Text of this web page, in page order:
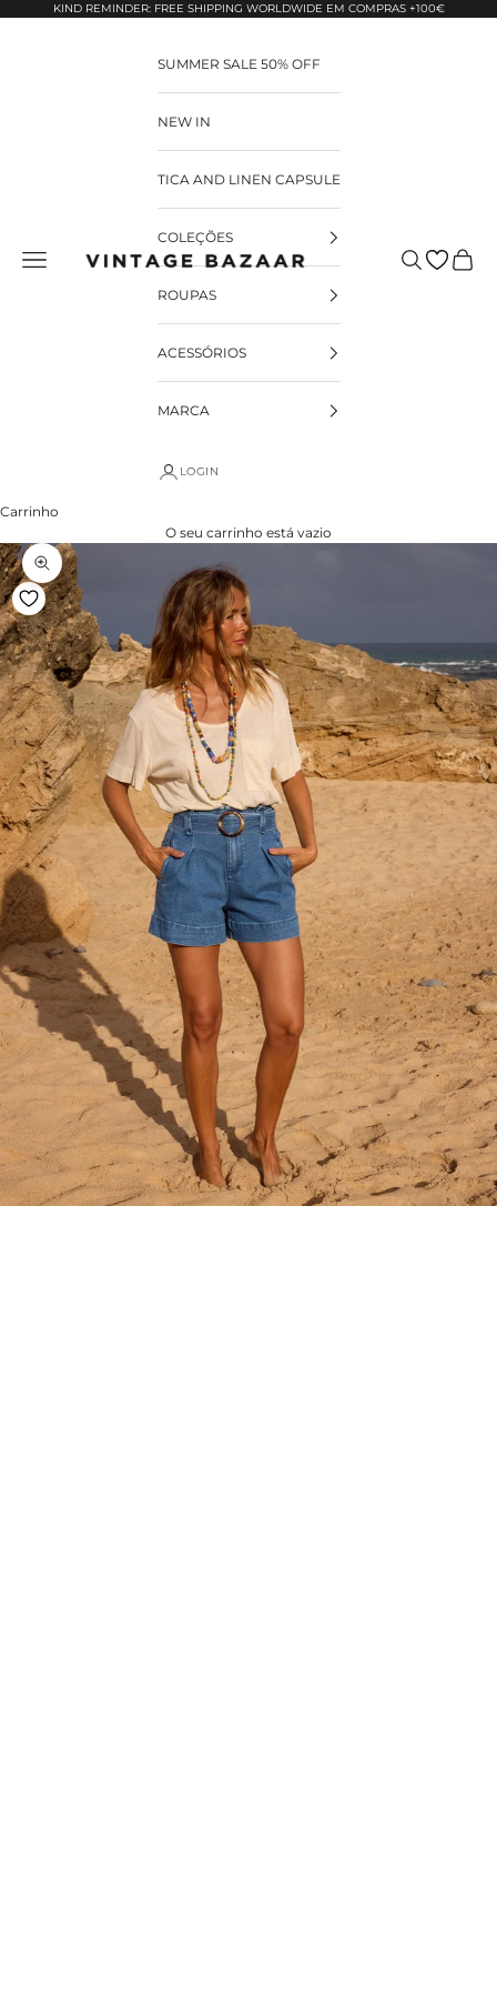
Pular para o conteúdo
KIND REMINDER: FREE SHIPPING WORLDWIDE EM COMPRAS +100€
Vintage Bazaar Pesquisar
SUMMER SALE 50% OFF
NEW IN
TICA AND LINEN CAPSULE
COLEÇÕES
ROUPAS
ACESSÓRIOS
MARCA
LOGIN
Carrinho
O seu carrinho está vazio
Zoom na imagem